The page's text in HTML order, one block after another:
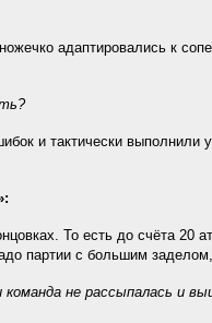
адаптировались к
и тактически выполнили
То есть до счёта
партии с большим
не рассыпалась и